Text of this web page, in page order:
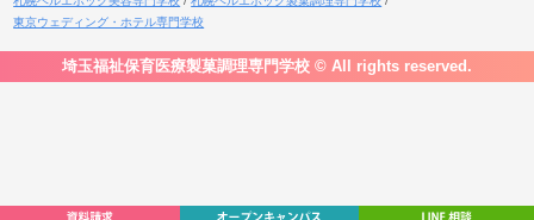
東京ウェディング・ホテル専門学校
埼玉福祉保育医療製菓調理専門学校 © All rights reserved.